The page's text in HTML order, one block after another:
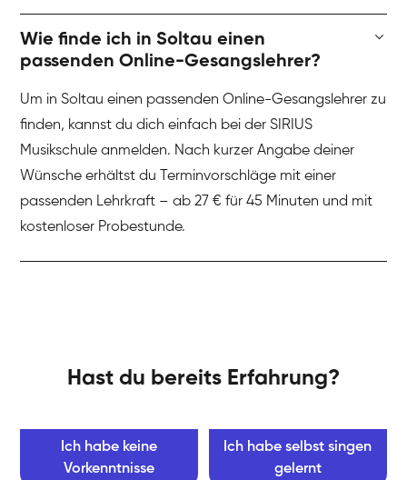
Wie finde ich in Soltau einen
passenden Online-Gesangslehrer?
Um in Soltau einen passenden Online-Gesangslehrer zu
finden, kannst du dich einfach bei der SIRIUS
Musikschule anmelden. Nach kurzer Angabe deiner
Wünsche erhältst du Terminvorschläge mit einer
passenden Lehrkraft – ab 27 € für 45 Minuten und mit
kostenloser Probestunde.
Hast du bereits Erfahrung?
Ich habe keine
Vorkenntnisse
Ich habe selbst singen
gelernt